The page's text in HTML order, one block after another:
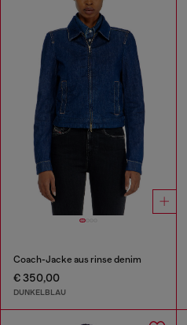
Coach-Jacke aus rinse denim
€ 350,00
DUNKELBLAU